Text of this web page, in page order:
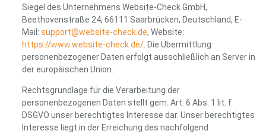
Siegel des Unternehmens Website-Check GmbH,
Beethovenstraße 24, 66111 Saarbrücken, Deutschland, E-
Mail:support@website-check.de, Website:
https://www.website-check.de/ . Die Übermittlung
personenbezogener Daten erfolgt ausschließlich an Server in
der europäischen Union.
Rechtsgrundlage für die Verarbeitung der
personenbezogenen Daten stellt gem. Art. 6 Abs. 1 lit. f
DSGVO unser berechtigtes Interesse dar. Unser berechtigtes
Interesse liegt in der Erreichung des nachfolgend